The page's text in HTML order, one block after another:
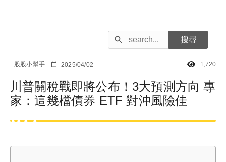
股股小幫手 2025/04/02 1,720
川普關稅戰即將公布！3大預測方向 專
家：這幾檔債券 ETF 對沖風險佳